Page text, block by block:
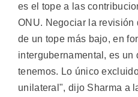
es el tope a las
ONU. Negociar la revisión
de un tope más bajo, en
intergubernamental, es un
tenemos. Lo único
unilateral", dijo Sharma a